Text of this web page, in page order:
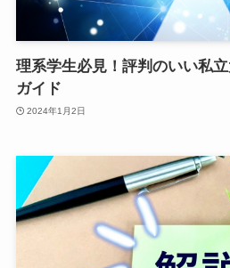
理系学生必見！評判のいい私
ガイド
2024年1月2日